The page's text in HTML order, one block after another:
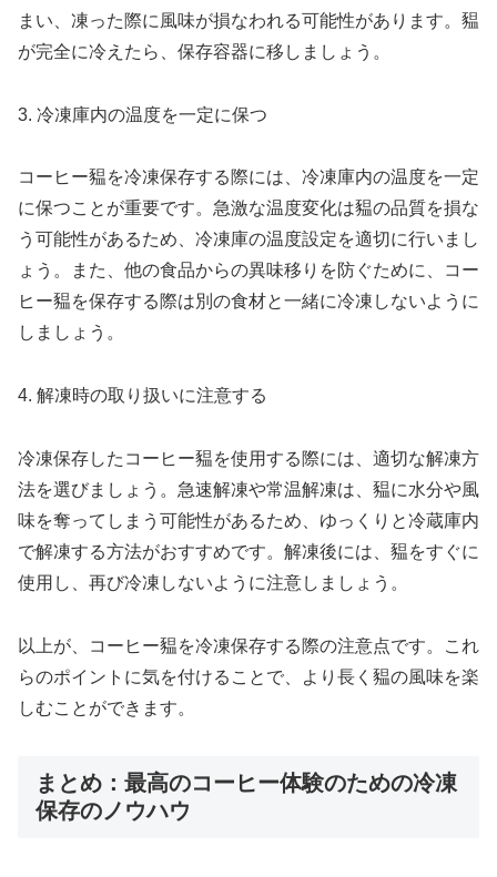
まい、凍った際に風味が損なわれる可能性があります。豱
が完全に冷えたら、保存容器に移しましょう。
3. 冷凍庫内の温度を一定に保つ
コーヒー豱を冷凍保存する際には、冷凍庫内の温度を一定
に保つことが重要です。急激な温度変化は豱の品質を損な
う可能性があるため、冷凍庫の温度設定を適切に行いまし
ょう。また、他の食品からの異味移りを防ぐために、コー
ヒー豱を保存する際は別の食材と一緒に冷凍しないように
しましょう。
4. 解凍時の取り扱いに注意する
冷凍保存したコーヒー豱を使用する際には、適切な解凍方
法を選びましょう。急速解凍や常温解凍は、豱に水分や風
味を奪ってしまう可能性があるため、ゆっくりと冷蔵庫内
で解凍する方法がおすすめです。解凍後には、豱をすぐに
使用し、再び冷凍しないように注意しましょう。
以上が、コーヒー豱を冷凍保存する際の注意点です。これ
らのポイントに気を付けることで、より長く豱の風味を楽
しむことができます。
まとめ：最高のコーヒー体験のための冷凍
保存のノウハウ